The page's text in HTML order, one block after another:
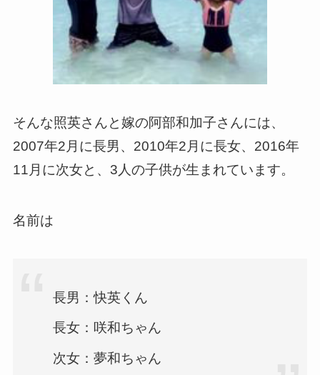
そんな照英さんと嫁の阿部和加子さんには、
2007年2月に長男、2010年2月に長女、2016年
11月に次女と、3人の子供が生まれています。
名前は
長男：快英くん
長女：咲和ちゃん
次女：夢和ちゃん